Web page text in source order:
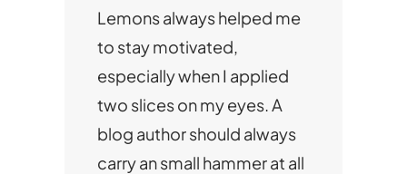
Lemons always helped me
to stay motivated,
especially when I applied
two slices on my eyes. A
blog author should always
carry an small hammer at all